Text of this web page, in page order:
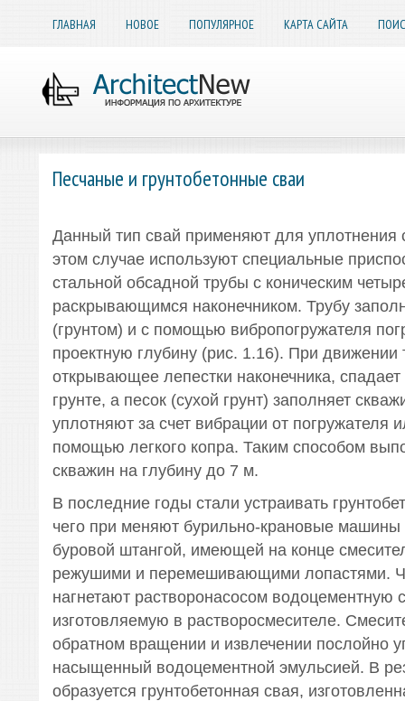
ГЛАВНАЯ НОВОЕ ПОПУЛЯРНОЕ КАРТА САЙТА
Песчаные и гpунтобетонные сваи
Данный тип свай применяют для уплотнения
этом случае используют специальные
стальной обсадной трубы с коническим
раскрывающимся наконечником. Трубу
(грунтом) и с помощью вибропогружателя
проектную глубину (рис. 1.16). При движении
открывающее лепестки наконечника, спадает
грунте, а песок (сухой грунт) заполняет
уплотняют за счет вибрации от погружателя
помощью легкого копра. Таким способом
скважин на глубину до 7 м.
В последние годы стали устраивать
чего при меняют бурильно-крановые машины
буровой штангой, имеющей на конце
режушими и перемешивающими лопастями.
нагнетают растворонасосом водоцементную
изготовляемую в растворосмесителе.
обратном вращении и извлечении послойно
насыщенный водоцементной эмульсией. В
образуется грунтобетонная свая,